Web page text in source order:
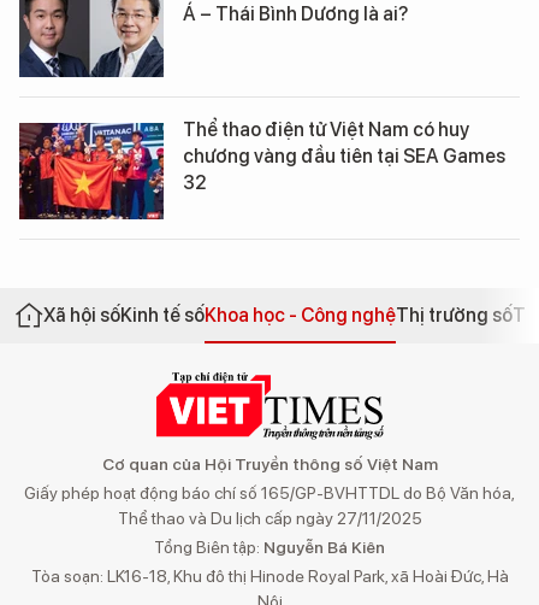
Á – Thái Bình Dương là ai?
Thể thao điện tử Việt Nam có huy
chương vàng đầu tiên tại SEA Games
32
Xã hội sốKinh tế sốKhoa học - Công nghệThị trường số
Cơ quan của Hội Truyền thông số Việt Nam
Giấy phép hoạt động báo chí số 165/GP-BVHTTDL do Bộ Văn hóa,
Thể thao và Du lịch cấp ngày 27/11/2025
Tổng Biên tập: Nguyễn Bá Kiên
Tòa soạn: LK16-18, Khu đô thị Hinode Royal Park, xã Hoài Đức, Hà
Nội